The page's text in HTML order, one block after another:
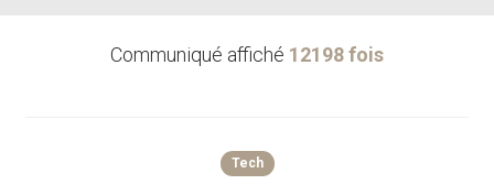
Communiqué affiché 12198 fois
Tech